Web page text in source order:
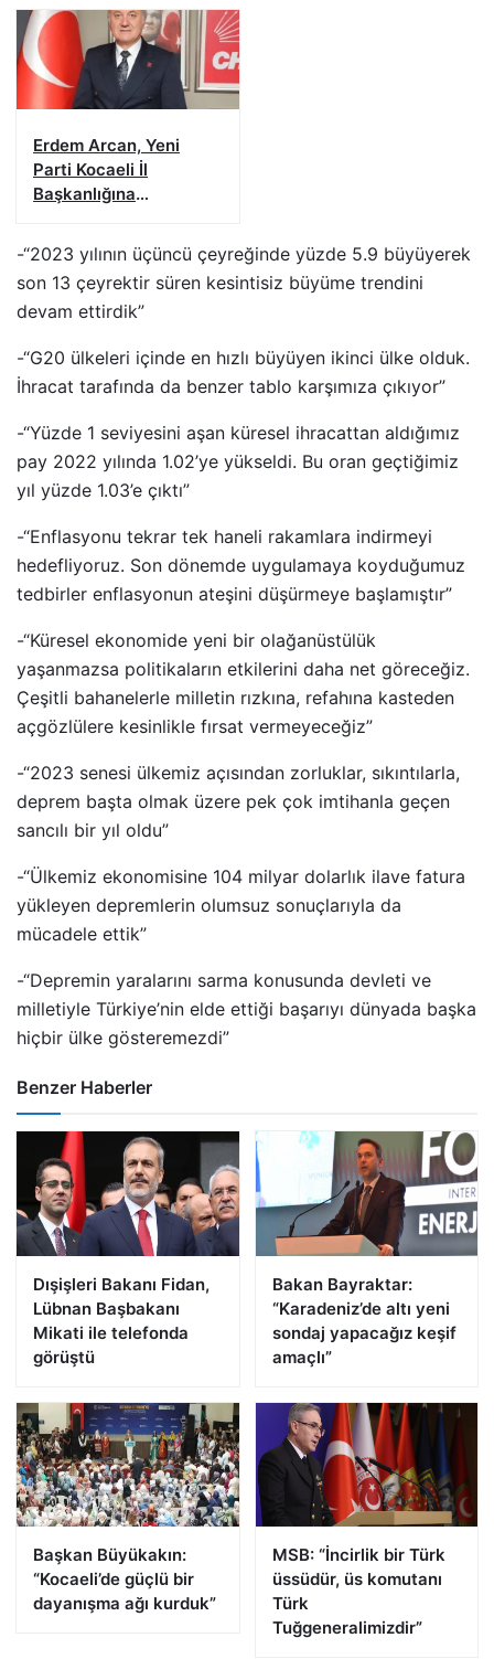
Erdem Arcan, Yeni
Parti Kocaeli İl
Başkanlığına
-“2023 yılının üçüncü çeyreğinde yüzde 5.9 büyüyerek
son 13 çeyrektir süren kesintisiz büyüme trendini
devam ettirdik”
-“G20 ülkeleri içinde en hızlı büyüyen ikinci ülke olduk.
İhracat tarafında da benzer tablo karşımıza çıkıyor”
-“Yüzde 1 seviyesini aşan küresel ihracattan aldığımız
pay 2022 yılında 1.02’ye yükseldi. Bu oran geçtiğimiz
yıl yüzde 1.03’e çıktı”
-“Enflasyonu tekrar tek haneli rakamlara indirmeyi
hedefliyoruz. Son dönemde uygulamaya koyduğumuz
tedbirler enflasyonun ateşini düşürmeye başlamıştır”
-“Küresel ekonomide yeni bir olağanüstülük
yaşanmazsa politikaların etkilerini daha net göreceğiz.
Çeşitli bahanelerle milletin rızkına, refahına kasteden
açgözlülere kesinlikle fırsat vermeyeceğiz”
-“2023 senesi ülkemiz açısından zorluklar, sıkıntılarla,
deprem başta olmak üzere pek çok imtihanla geçen
sancılı bir yıl oldu”
-“Ülkemiz ekonomisine 104 milyar dolarlık ilave fatura
yükleyen depremlerin olumsuz sonuçlarıyla da
mücadele ettik”
-“Depremin yaralarını sarma konusunda devleti ve
milletiyle Türkiye’nin elde ettiği başarıyı dünyada başka
hiçbir ülke gösteremezdi”
Benzer Haberler
Dışişleri Bakanı Fidan,
Lübnan Başbakanı
Mikati ile telefonda
görüştü
Bakan Bayraktar:
“Karadeniz’de altı yeni
sondaj yapacağız keşif
amaçlı”
Başkan Büyükakın:
“Kocaeli’de güçlü bir
dayanışma ağı kurduk”
MSB: “İncirlik bir Türk
üssüdür, üs komutanı
Türk
Tuğgeneralimizdir”